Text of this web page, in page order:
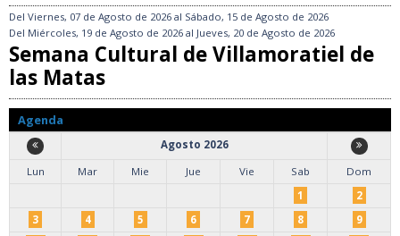
Del Viernes, 07 de Agosto de 2026 al Sábado, 15 de Agosto de 2026
Del Miércoles, 19 de Agosto de 2026 al Jueves, 20 de Agosto de 2026
Semana Cultural de Villamoratiel de
las Matas
Agenda
Agosto 2026
Lun
Mar Mie Jue Vie Sab
Dom
1
2
3
4 5 6 7 8
9